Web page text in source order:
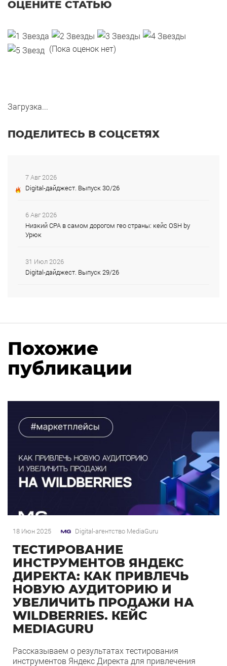
ОЦЕНИТЕ СТАТЬЮ
(Пока оценок нет)
Загрузка...
ПОДЕЛИТЕСЬ В СОЦСЕТЯХ
7 Авг 2026
Digital-дайджест. Выпуск 30/26
6 Авг 2026
Низкий CPA в самом дорогом гео страны: кейс OSH by
Урюк
31 Июл 2026
Digital-дайджест. Выпуск 29/26
Похожие
публикации
18 Июн 2025 Digital-агентство MediaGuru
ТЕСТИРОВАНИЕ
ИНСТРУМЕНТОВ ЯНДЕКС
ДИРЕКТА: КАК ПРИВЛЕЧЬ
НОВУЮ АУДИТОРИЮ И
УВЕЛИЧИТЬ ПРОДАЖИ НА
WILDBERRIES. КЕЙС
MEDIAGURU
Рассказываем о результатах тестирования
инструментов Яндекс Директа для привлечения